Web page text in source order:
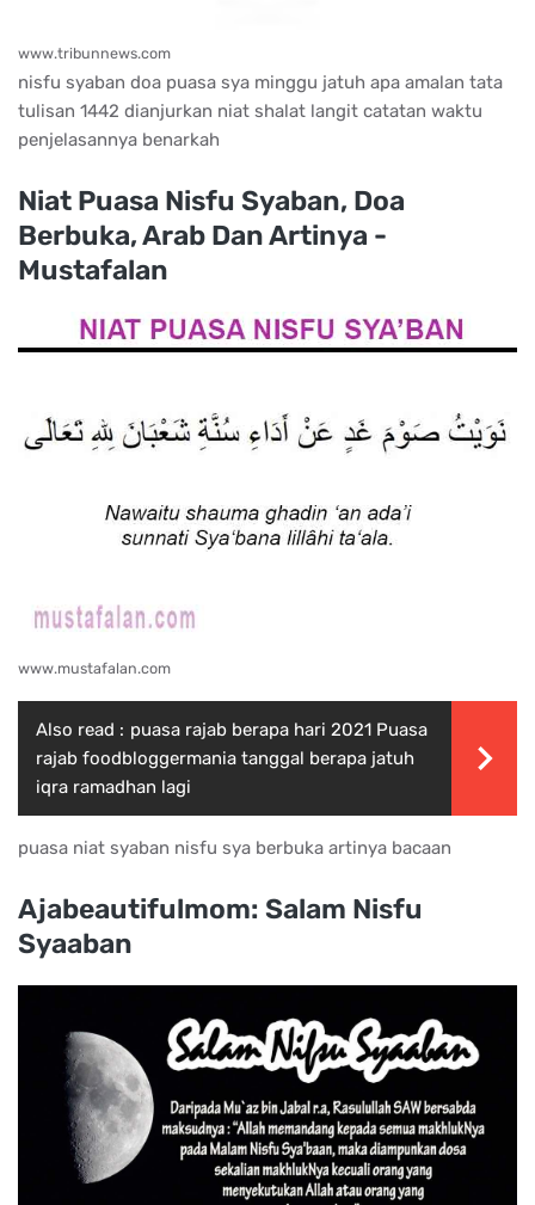
www.tribunnews.com
nisfu syaban doa puasa sya minggu jatuh apa amalan tata
tulisan 1442 dianjurkan niat shalat langit catatan waktu
penjelasannya benarkah
Niat Puasa Nisfu Syaban, Doa
Berbuka, Arab Dan Artinya -
Mustafalan
www.mustafalan.com
Also read : puasa rajab berapa hari 2021 Puasa
rajab foodbloggermania tanggal berapa jatuh
iqra ramadhan lagi
puasa niat syaban nisfu sya berbuka artinya bacaan
Ajabeautifulmom: Salam Nisfu
Syaaban